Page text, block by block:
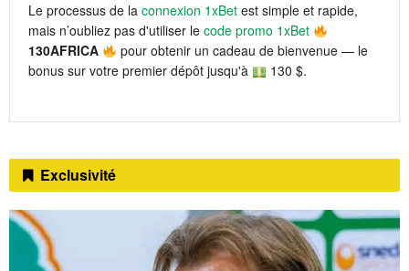
Le processus de la connexion 1xBet est simple et rapide,
mais n’oubliez pas d'utiliser le code promo 1xBet
130AFRICA
pour obtenir un cadeau de bienvenue — le
bonus sur votre premier dépôt jusqu'à
130 $.
Exclusivité